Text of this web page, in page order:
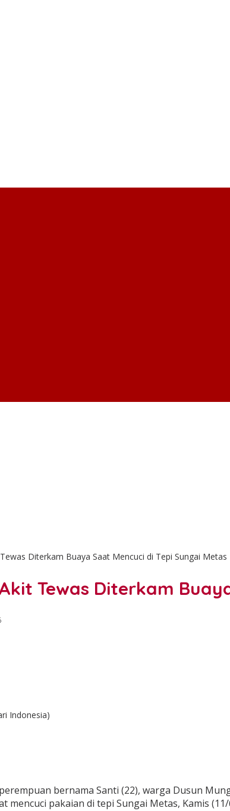
Diterkam Buaya Saat Mencuci di Tepi Sungai Metas
Tewas Diterkam
Indonesia)
bernama Santi (22), warga Dusun
mencuci pakaian di tepi Sungai Metas, Kamis